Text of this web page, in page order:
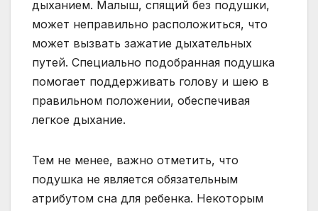
дыханием. Малыш, спящий без подушки,
может неправильно расположиться, что
может вызвать зажатие дыхательных
путей. Специально подобранная подушка
помогает поддерживать голову и шею в
правильном положении, обеспечивая
легкое дыхание.
Тем не менее, важно отметить, что
подушка не является обязательным
атрибутом сна для ребенка. Некоторым